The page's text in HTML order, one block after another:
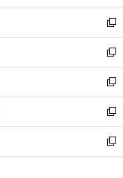
開
く
ウ
で
開
く
ン
ド
ウ
で
開
く
ウ
ィ
ン
ド
ウ
で
開
く
新
し
い
ウ
ィ
ン
ド
ウ
で
開
新
し
い
ウ
ィ
ン
ド
ウ
新
し
い
ウ
ィ
ン
新
し
い
ウ
新
し